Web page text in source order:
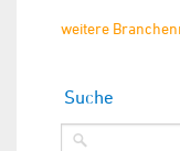
weitere
Suche